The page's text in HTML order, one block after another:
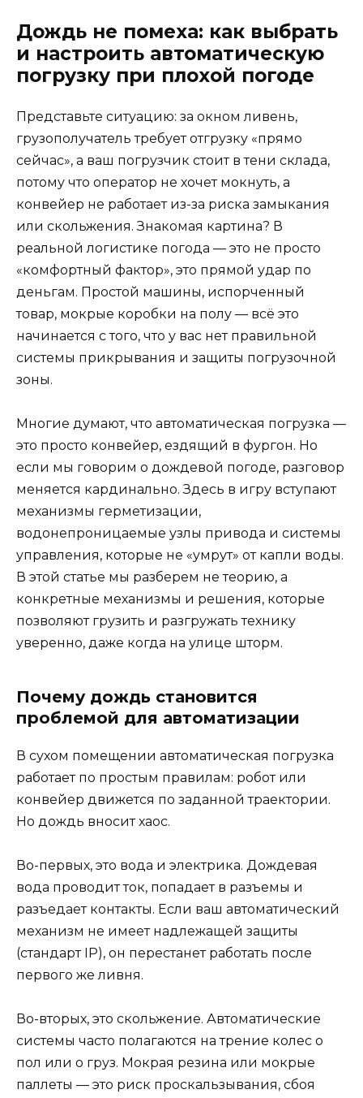
Дождь не помеха: как выбрать
и настроить автоматическую
погрузку при плохой погоде
Представьте ситуацию: за окном ливень,
грузополучатель требует отгрузку «прямо
сейчас», а ваш погрузчик стоит в тени склада,
потому что оператор не хочет мокнуть, а
конвейер не работает из-за риска замыкания
или скольжения. Знакомая картина? В
реальной логистике погода — это не просто
«комфортный фактор», это прямой удар по
деньгам. Простой машины, испорченный
товар, мокрые коробки на полу — всё это
начинается с того, что у вас нет правильной
системы прикрывания и защиты погрузочной
зоны.
Многие думают, что автоматическая погрузка —
это просто конвейер, ездящий в фургон. Но
если мы говорим о дождевой погоде, разговор
меняется кардинально. Здесь в игру вступают
механизмы герметизации,
водонепроницаемые узлы привода и системы
управления, которые не «умрут» от капли воды.
В этой статье мы разберем не теорию, а
конкретные механизмы и решения, которые
позволяют грузить и разгружать технику
уверенно, даже когда на улице шторм.
Почему дождь становится
проблемой для автоматизации
В сухом помещении автоматическая погрузка
работает по простым правилам: робот или
конвейер движется по заданной траектории.
Но дождь вносит хаос.
Во-первых, это вода и электрика. Дождевая
вода проводит ток, попадает в разъемы и
разъедает контакты. Если ваш автоматический
механизм не имеет надлежащей защиты
(стандарт IP), он перестанет работать после
первого же ливня.
Во-вторых, это скольжение. Автоматические
системы часто полагаются на трение колес о
пол или о груз. Мокрая резина или мокрые
паллеты — это риск проскальзывания, сбоя